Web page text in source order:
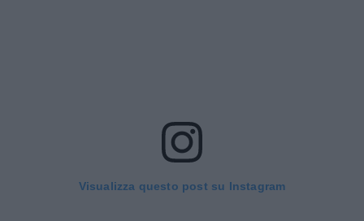
Visualizza questo post su Instagram